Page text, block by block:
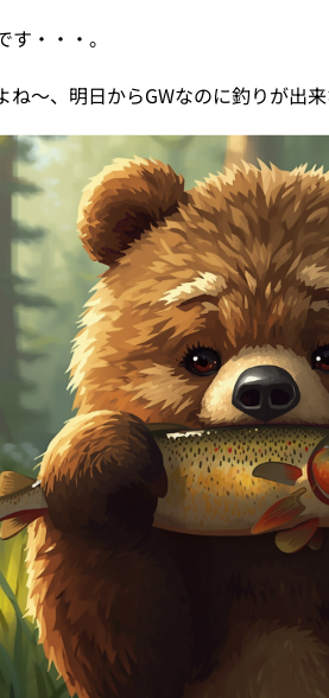
す・・・。
ね〜、明日からGWなのに釣りが出